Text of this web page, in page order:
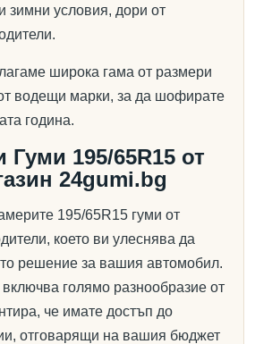
зимни условия, дори от
широка гама от размери
водещи марки, за да шофирате
година.
Гуми 195/65R15 от
24gumi.bg
195/65R15 гуми от
което ви улеснява да
решение за вашия автомобил.
голямо разнообразие от
че имате достъп до
отговарящи на вашия бюджет